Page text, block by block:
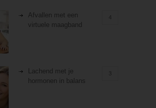
Afvallen met een
virtuele maagband
4
Lachend met je
hormonen in balans
3